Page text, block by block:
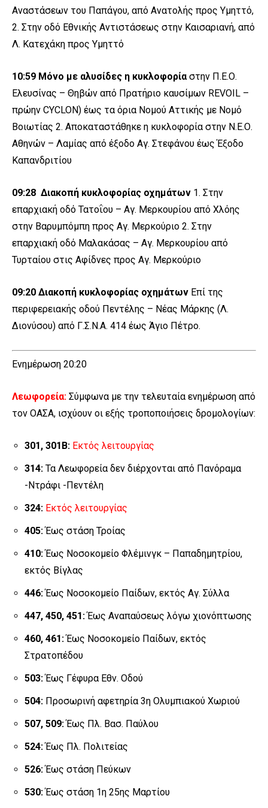
Αναστάσεων του Παπάγου, από Ανατολής προς Υμηττό,
2. Στην οδό Εθνικής Αντιστάσεως στην Καισαριανή, από
Λ. Κατεχάκη προς Υμηττό
10:59 Μόνο με αλυσίδες η κυκλοφορίαστην Π.Ε.Ο.
Ελευσίνας – Θηβών από Πρατήριο καυσίμων REVOIL –
πρώην CYCLON) έως τα όρια Νομού Αττικής με Νομό
Βοιωτίας 2. Αποκαταστάθηκε η κυκλοφορία στην Ν.Ε.Ο.
Αθηνών – Λαμίας από έξοδο Αγ. Στεφάνου έως Έξοδο
Καπανδριτίου
09:28 Διακοπή κυκλοφορίας οχημάτων 1. Στην
επαρχιακή οδό Τατοΐου – Αγ. Μερκουρίου από Χλόης
στην Βαρυμπόμπη προς Αγ. Μερκούριο 2. Στην
επαρχιακή οδό Μαλακάσας – Αγ. Μερκουρίου από
Τυρταίου στις Αφίδνες προς Αγ. Μερκούριο
09:20 Διακοπή κυκλοφορίας οχημάτων Επί της
περιφερειακής οδού Πεντέλης – Νέας Μάρκης (Λ.
Διονύσου) από Γ.Σ.Ν.Α. 414 έως Άγιο Πέτρο.
Ενημέρωση 20:20
Λεωφορεία: Σύμφωνα με την τελευταία ενημέρωση από
τον ΟΑΣΑ, ισχύουν οι εξής τροποποιήσεις δρομολογίων:
301, 301Β: Εκτός λειτουργίας
314: Τα Λεωφορεία δεν διέρχονται από Πανόραμα
-Ντράφι -Πεντέλη
324: Εκτός λειτουργίας
405:Έως στάση Τροίας
410:Έως Νοσοκομείο Φλέμινγκ – Παπαδημητρίου,
εκτός Βίγλας
446:Έως Νοσοκομείο Παίδων, εκτός Αγ. Σύλλα
447, 450, 451:Έως Αναπαύσεως λόγω χιονόπτωσης
460, 461:Έως Νοσοκομείο Παίδων, εκτός
Στρατοπέδου
503:Έως Γέφυρα Εθν. Οδού
504: Προσωρινή αφετηρία 3η Ολυμπιακού Χωριού
507, 509:Έως Πλ. Βασ. Παύλου
524:Έως Πλ. Πολιτείας
526:Έως στάση Πεύκων
530:Έως στάση 1η 25ης Μαρτίου